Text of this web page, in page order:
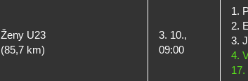
Ženy U23
(85,7 km)
3. 10.,
09:00
1.
2.
3.
4.